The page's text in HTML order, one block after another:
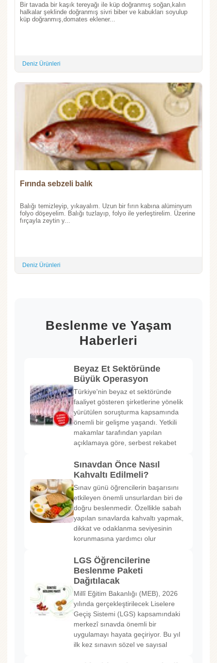
Bir tavada bir kaşık tereyağı ile küp doğranmış soğan,kalın
halkalar şeklinde doğranmış sivri biber ve kabukları soyulup
küp doğranmış,domates eklener...
Deniz Ürünleri
Fırında sebzeli balık
Balığı temizleyip, yıkayalım. Uzun bir fırın kabına alüminyum
folyo döşeyelim. Balığı tuzlayıp, folyo ile yerleştirelim. Üzerine
fırçayla zeytin y...
Deniz Ürünleri
Beslenme ve Yaşam
Haberleri
Beyaz Et Sektöründe
Büyük Operasyon
Türkiye'nin beyaz et sektöründe
faaliyet gösteren şirketlerine yönelik
yürütülen soruşturma kapsamında
önemli bir gelişme yaşandı. Yetkili
makamlar tarafından yapılan
açıklamaya göre, serbest rekabet
Sınavdan Önce Nasıl
Kahvaltı Edilmeli?
Sınav günü öğrencilerin başarısını
etkileyen önemli unsurlardan biri de
doğru beslenmedir. Özellikle sabah
yapılan sınavlarda kahvaltı yapmak,
dikkat ve odaklanma seviyesinin
korunmasına yardımcı olur
LGS Öğrencilerine
Beslenme Paketi
Dağıtılacak
Millî Eğitim Bakanlığı (MEB), 2026
yılında gerçekleştirilecek Liselere
Geçiş Sistemi (LGS) kapsamındaki
merkezî sınavda önemli bir
uygulamayı hayata geçiriyor. Bu yıl
ilk kez sınavın sözel ve sayısal